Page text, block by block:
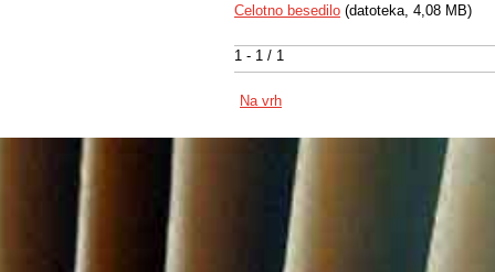
1 - 1 / 1
Celotno besedilo (datoteka, 4,08 MB)
Na vrh